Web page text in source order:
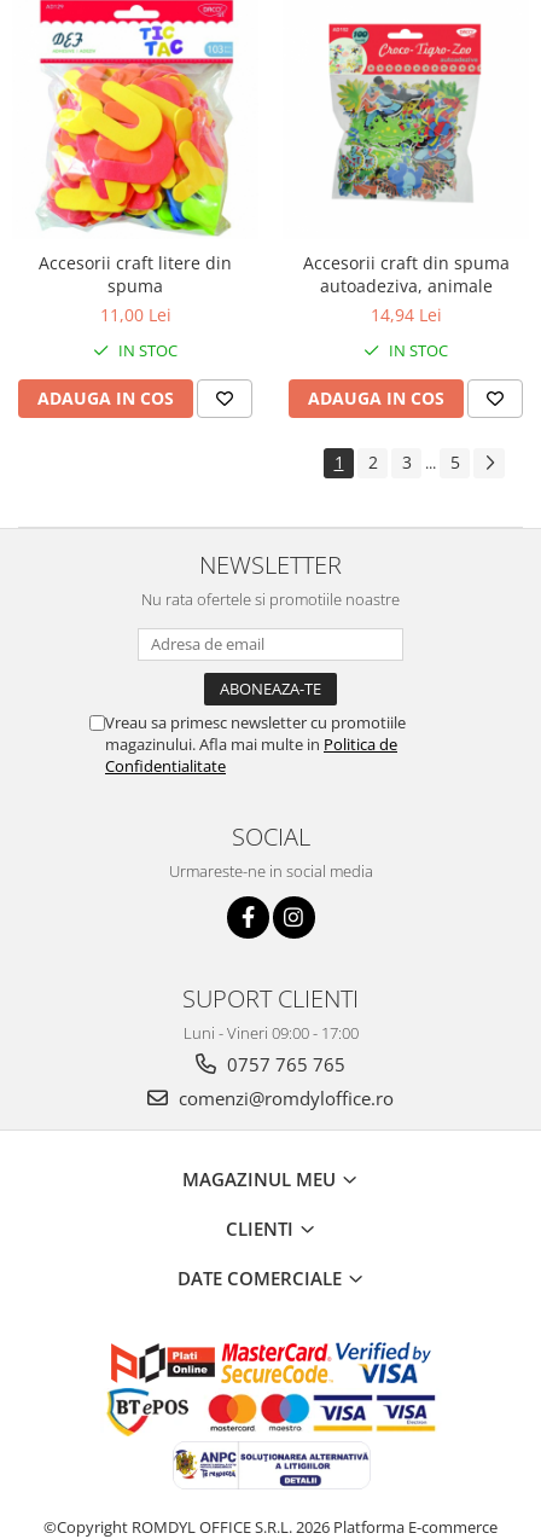
Accesorii craft litere din
spuma
11,00 Lei
IN STOC
ADAUGA IN COS
Accesorii craft din spuma
autoadeziva, animale
14,94 Lei
IN STOC
ADAUGA IN COS
1 2 3 ... 5
NEWSLETTER
Nu rata ofertele si promotiile noastre
Vreau sa primesc newsletter cu promotiile
magazinului. Afla mai multe in Politica de
Confidentialitate
SOCIAL
Urmareste-ne in social media
SUPORT CLIENTI
Luni - Vineri 09:00 - 17:00
0757 765 765
comenzi@romdyloffice.ro
MAGAZINUL MEU
CLIENTI
DATE COMERCIALE
©Copyright ROMDYL OFFICE S.R.L. 2026 Platforma E-commerce